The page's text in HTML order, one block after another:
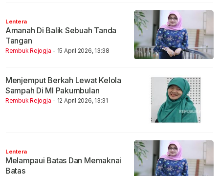
Lentera
Amanah Di Balik Sebuah Tanda
Tangan
Rembuk Rejogja - 15 April 2026, 13:38
Menjemput Berkah Lewat Kelola
Sampah Di MI Pakumbulan
Rembuk Rejogja - 12 April 2026, 13:31
Lentera
Melampaui Batas Dan Memaknai
Batas